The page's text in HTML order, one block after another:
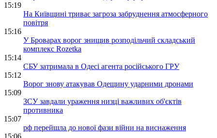
15:19
На Київщині триває загроза забруднення атмосферного
повітря
15:16
У Броварах ворог знищив розподільчий складський
комплекс Rozetka
15:14
СБУ затримала в Одесі агента російського ГРУ
15:12
Ворог знову атакував Одещину ударними дронами
15:09
ЗСУ завдали ураження низці важливих об'єктів
противника
15:07
рф перейшла до нової фази війни на виснаження
15:06